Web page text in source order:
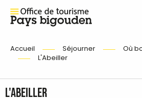
Accueil Séjourner
Où
L'Abeiller
L'Abeiller